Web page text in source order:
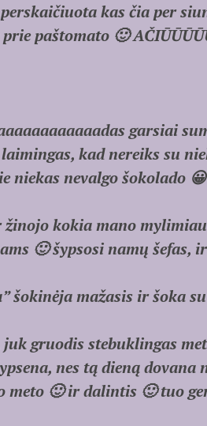
kas čia per
paštomato 🙂
garsiai
kad nereiks su
niekas nevalgo šokolado 😀
kokia mano
🙂 šypsosi namų šefas,
šokinėja mažasis ir šoka
gruodis stebuklingas
nes tą dieną
meto 🙂 ir dalintis 🙂 tuo